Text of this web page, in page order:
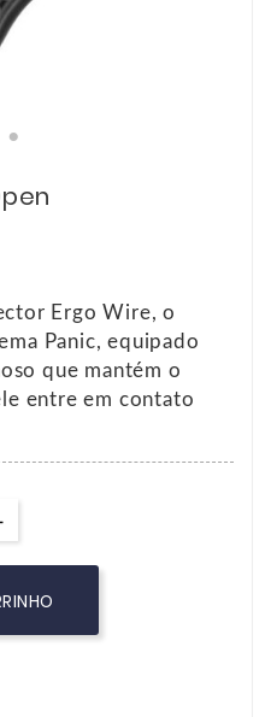
Ergo Wire, o
Panic, equipado
que mantém o
entre em contato